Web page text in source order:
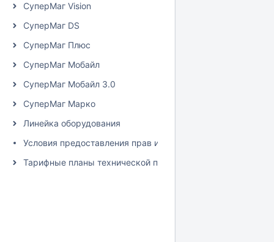
СуперМаг Vision
СуперМаг DS
СуперМаг Плюс
СуперМаг Мобайл
СуперМаг Мобайл 3.0
СуперМаг Марко
Линейка оборудования
Условия предоставления прав использования
Тарифные планы технической поддержки